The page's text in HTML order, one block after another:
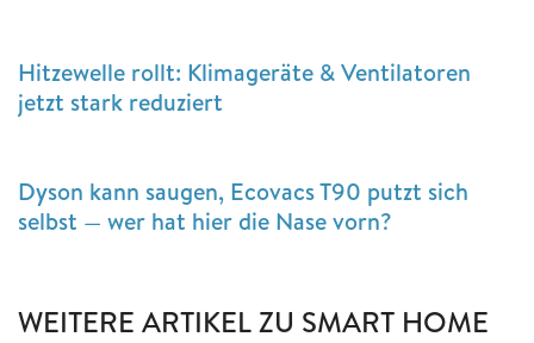
Hitzewelle rollt: Klimageräte & Ventilatoren
jetzt stark reduziert
Dyson kann saugen, Ecovacs T90 putzt sich
selbst — wer hat hier die Nase vorn?
WEITERE ARTIKEL ZU SMART HOME